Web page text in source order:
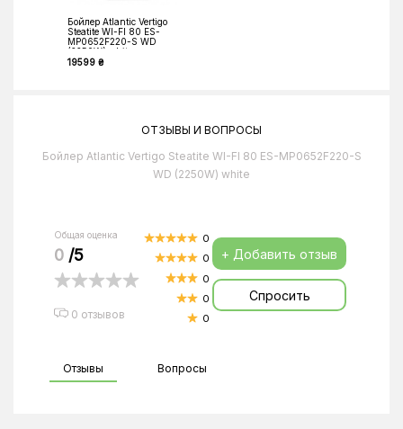
Бойлер Atlantic Vertigo
Steatite WI-FI 80 ES-
MP0652F220-S WD
(2250W) white
19599 ₴
ОТЗЫВЫ И ВОПРОСЫ
Бойлер Atlantic Vertigo Steatite WI-FI 80 ES-MP0652F220-S
WD (2250W) white
Общая оценка
0 /5
0 отзывов
0
0
0
0
0
+ Добавить отзыв
Спросить
Отзывы Вопросы